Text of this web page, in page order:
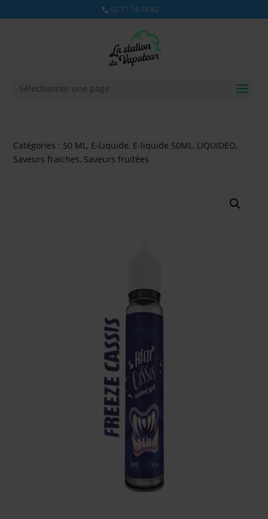
02.77.14.18.82
Sélectionner une page
Catégories : 50 ML, E-Liquide, E-liquide 50ML, LIQUIDEO,
Saveurs fraiches, Saveurs fruitées